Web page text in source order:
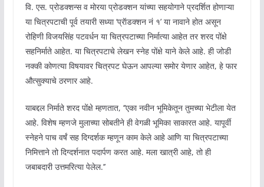
वि. एस. प्रोडक्शन्स व मोरया प्रोडक्शन यांच्या सहयोगाने प्रदर्शित होणाऱ्या
या चित्रपटाची पूर्व तयारी सध्या ‘प्रॅाडक्शन नं १’ या नावाने होत असून
रोहिणी विजयसिंह पटवर्धन या चित्रपटाच्या निर्मात्या आहेत तर शरद पोंक्षे
सहनिर्माते आहेत. या चित्रपटाचे लेखन स्नेह पोंक्षे याने केले आहे. ही जोडी
नक्की कोणत्या विषयावर चित्रपट घेऊन आपल्या समोर येणार आहेत, हे फार
औत्सुक्याचे ठरणार आहे.
याबद्दल निर्माते शरद पोंक्षे म्हणतात, ‘’एका नवीन भूमिकेतून तुमच्या भेटीला येत
आहे. विशेष म्हणजे मुलाच्या सोबतीने ही वेगळी भूमिका साकारत आहे. यापूर्वी
स्नेहने पाच वर्षं सह दिग्दर्शक म्हणून काम केले आहे आणि या चित्रपटाच्या
निमित्ताने तो दिग्दर्शनात पदार्पण करत आहे. मला खात्री आहे, तो ही
जबाबदारी उत्तमरित्या पेलेल.’’